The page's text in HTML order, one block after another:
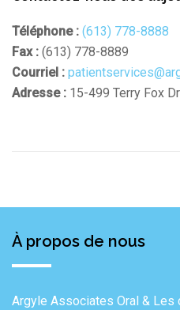
Téléphone : (613) 778-8888
Fax : (613) 778-8889
Courriel :
Adresse : 15-499 Terry Fox
À propos de nous
Argyle Associates Oral &